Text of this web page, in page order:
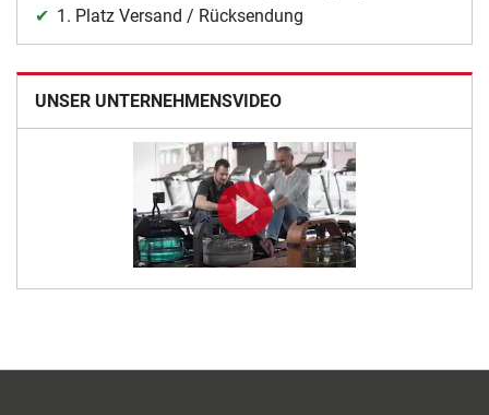
1. Platz Versand / Rücksendung
UNSER UNTERNEHMENSVIDEO